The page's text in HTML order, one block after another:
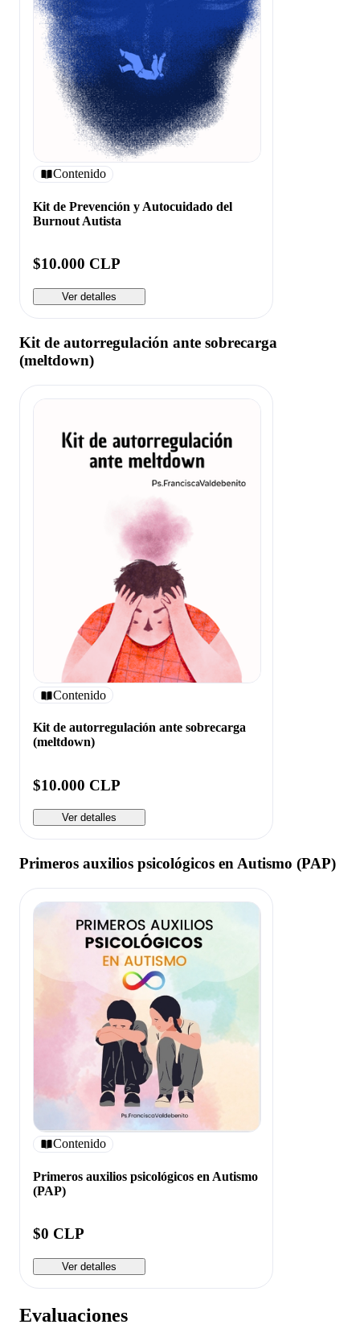
Contenido
Kit de Prevención y Autocuidado del
Burnout Autista
$10.000 CLP
Ver detalles
Kit de autorregulación ante sobrecarga
(meltdown)
Contenido
Kit de autorregulación ante sobrecarga
(meltdown)
$10.000 CLP
Ver detalles
Primeros auxilios psicológicos en Autismo (PAP)
Contenido
Primeros auxilios psicológicos en Autismo
(PAP)
$0 CLP
Ver detalles
Evaluaciones